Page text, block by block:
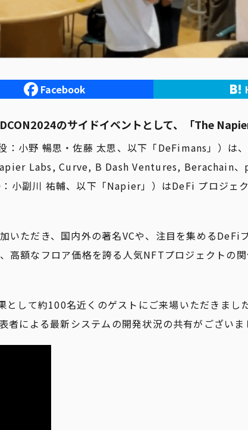
Facebook
のサイドイベントとして、「The
小野 暢思・佐藤 太思、以下「DeFimans」）は
Labs, Curve, B Dash Ventures, Berachain
副川 祐輔、以下「Napier」）はDeFi プロジェ
いただき、国内外の著名VCや、注目を集める
高額なフロア価格を誇る人気NFTプロジェクトの
として約100名近くのゲストにご来場いただきま
による最新システムの開発状況の共有がございま